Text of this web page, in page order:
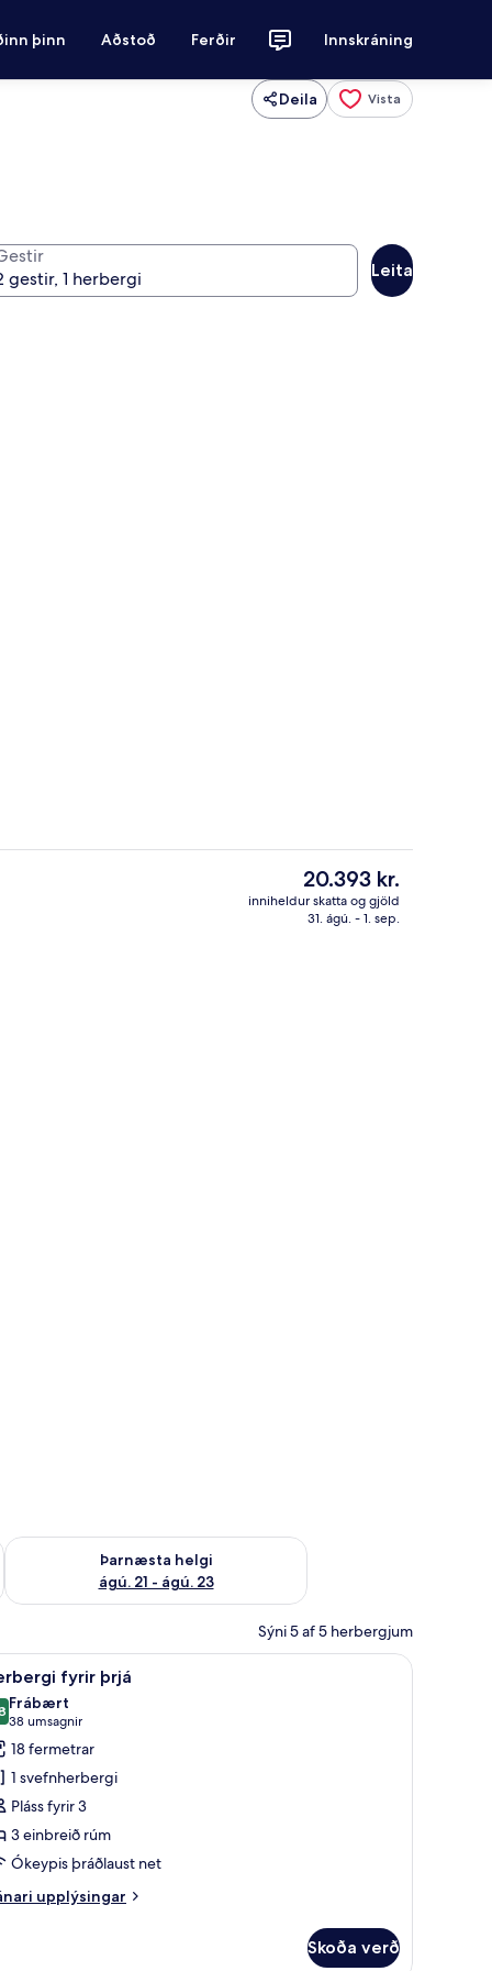
þinn Aðstoð Ferðir Innskráning
Deila Vista
Leita
Sæti í anddyri
Núverandi
verð
er
20.393 kr.
inniheldur skatta og gjöld
31. ágú. - 1. sep.
16
Þarnæsta helgi
ágú. 21 - ágú. 23
Athuga framboð þarnæstu helgi ágú. 21 - ágú. 23
Sýni 5 af 5 herbergjum
í herbergi, straujárn/strauborð, ókeypis þráðlaus nettenging
Herbergi fyrir þrjá | Öryggishólf í herbergi,
4 fyrir þrjá
af 10
Frábært
38 umsagnir
(38
umsagnir)
18 fermetrar
1 svefnherbergi
Pláss fyrir 3
3 einbreið rúm
Ókeypis þráðlaust net
upplýsingar
Skoða verð